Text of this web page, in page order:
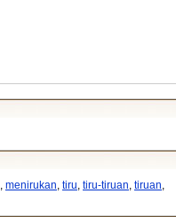
, menirukan, tiru, tiru-tiruan, tiruan,